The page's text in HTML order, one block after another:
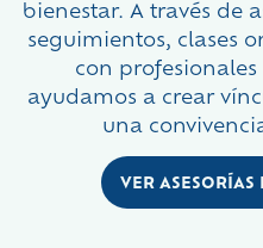
bienestar. A través de
seguimientos, clases
con
ayudamos a crear
una
VER ASESORÍAS